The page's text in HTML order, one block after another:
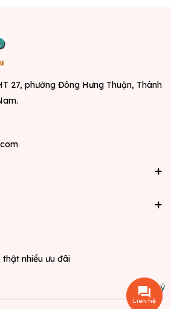
27, phường Đông Hưng Thuận, Thành
nhiều ưu đãi
Đăng ký
Liên hệ